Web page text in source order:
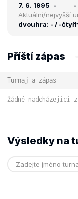
7. 6. 1995 -
-
Aktuální/nejvyšší
dvouhra: - / -
Příští zápas
Turnaj a zápas
Žádné nadcházející
Výsledky na